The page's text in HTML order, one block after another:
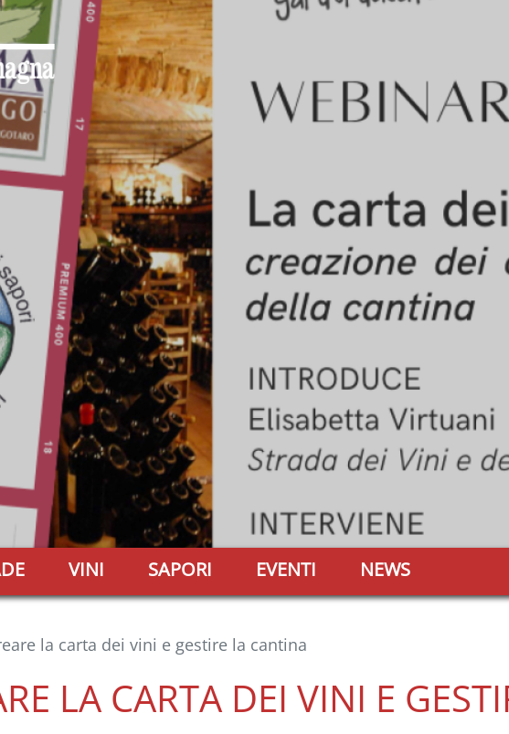
VINI SAPORI EVENTI NEWS
la carta dei vini e gestire la cantina
LA CARTA DEI VINI E